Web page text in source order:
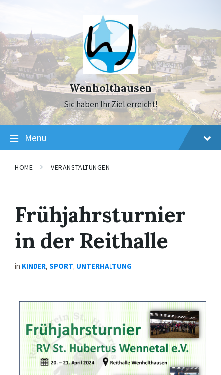
navigation
Wenholthausen
Sie haben Ihr Ziel erreicht!
Menu
HOME VERANSTALTUNGEN
Frühjahrsturnier
in der Reithalle
in KINDER, SPORT, UNTERHALTUNG